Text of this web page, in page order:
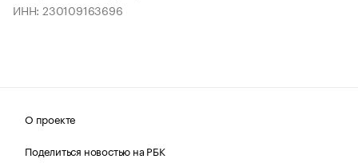
ИНН: 230109163696
О проекте
Поделиться новостью на РБК